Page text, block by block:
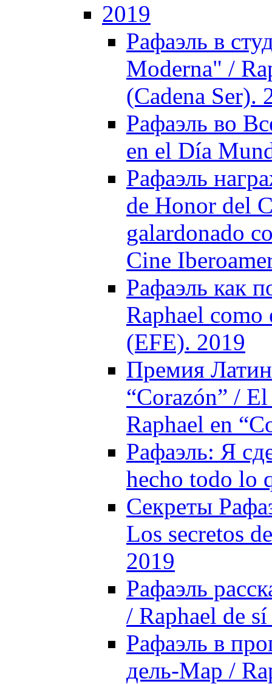
2019
Рафаэль в
Moderna" /
(Cadena Ser).
Рафаэль во
en el Día
Рафаэль
de Honor del
galardonado
Cine
Рафаэль как
Raphael como
(EFE). 2019
Премия
“Corazón” /
Raphael en
Рафаэль: Я
hecho todo lo
Секреты
Los secretos
2019
Рафаэль
/ Raphael de
Рафаэль в
дель-Мар /